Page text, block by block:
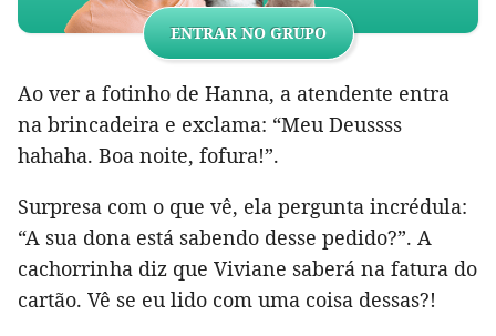
ENTRAR NO GRUPO
Ao ver a fotinho de Hanna, a atendente entra
na brincadeira e exclama: “Meu Deussss
hahaha. Boa noite, fofura!”.
Surpresa com o que vê, ela pergunta incrédula:
“A sua dona está sabendo desse pedido?”. A
cachorrinha diz que Viviane saberá na fatura do
cartão. Vê se eu lido com uma coisa dessas?!